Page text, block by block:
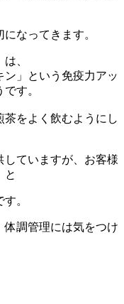
なってきます。
、
」という免疫力アッ
す。
茶をよく飲むようにし
ていますが、お客様
と
。
体調管理には気をつけ